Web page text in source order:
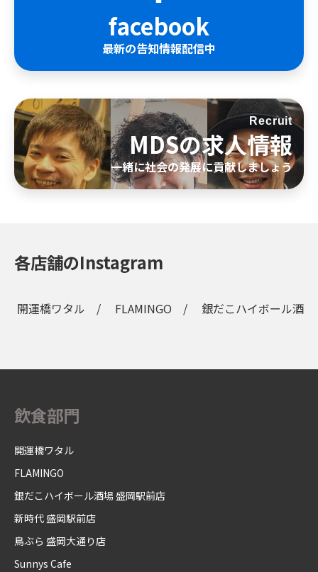
facebook
最新の告知情報配信中
Recruit
MDSの求人情報
一緒に社会の発展に貢献しましょう
各店舗のInstagram
開運橋ワタル FLAMINGO 銀だこハイボール酒
飲食部門
開運橋ワタル
FLAMINGO
銀だこハイボール酒場 盛岡駅前店
新時代 盛岡駅前店
鳥ぶら 盛岡大通り店
Sunnys Cafe